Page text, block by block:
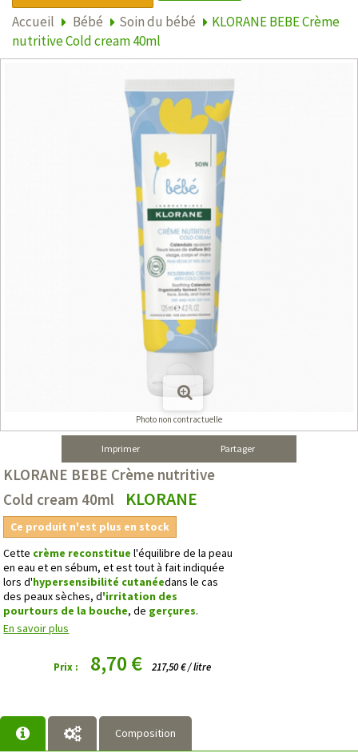
Accueil Bébé Soin du bébé
KLORANE BEBE Crème
nutritive Cold cream 40ml
Photo non contractuelle
Imprimer Partager
KLORANE BEBE Crème nutritive
Cold cream 40ml
KLORANE
Ce produit n'est plus en stock
Cette crème reconstitue l'équilibre de la peau
en eau et en sébum, et est tout à fait indiquée
lors d'hypersensibilité cutanéedans le cas
des peaux sèches, d'irritation des
pourtours de la bouche, de gerçures.
En savoir plus
Prix : 8,70 € 217,50 € / litre
Composition